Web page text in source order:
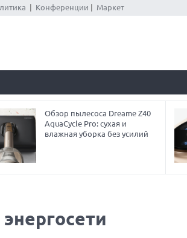
Конференции Маркет
Обзор пылесоса Dreame Z40
AquaCycle Pro: сухая и
влажная уборка без усилий